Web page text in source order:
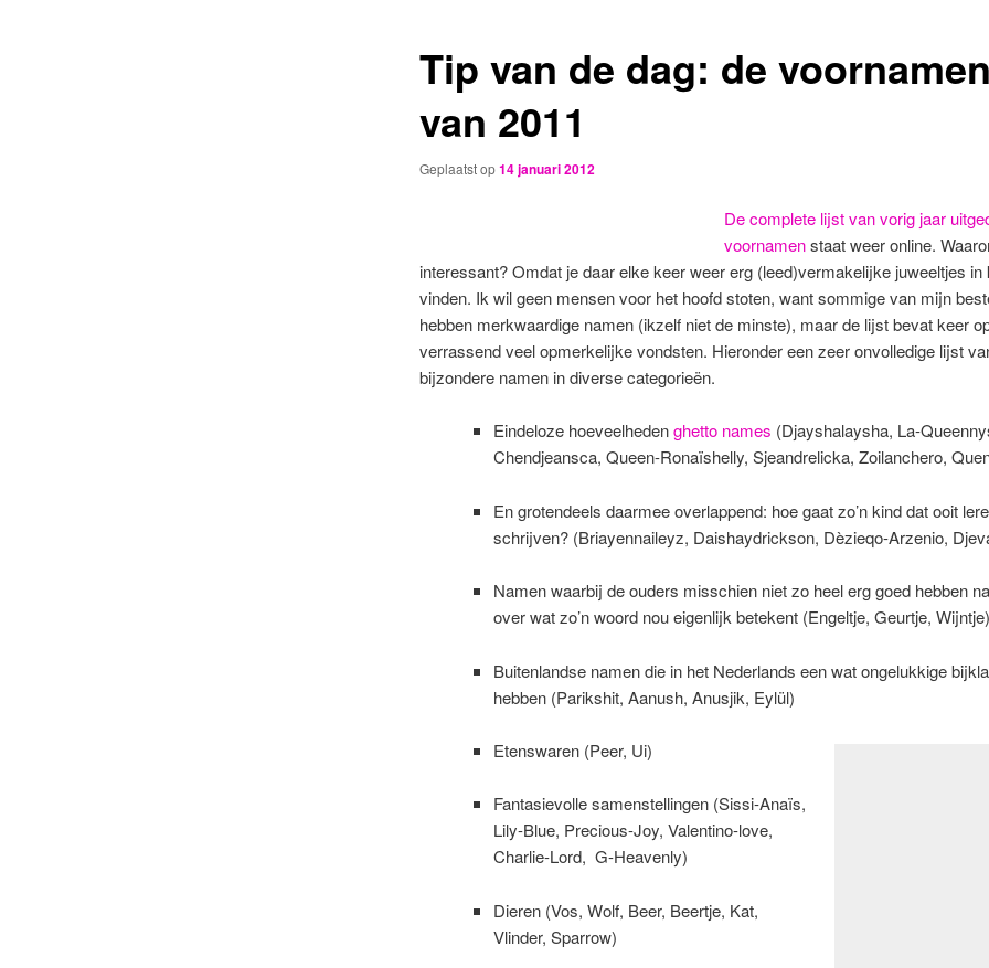
Tip van de dag: de voornamen
van 2011
Geplaatst op14 januari 2012
De complete lijst van vorig jaar
voornamenstaat weer online.
interessant? Omdat je daar elke keer weer erg (leed)vermakelijke juweeltjes in
vinden. Ik wil geen mensen voor het hoofd stoten, want sommige van mijn
hebben merkwaardige namen (ikzelf niet de minste), maar de lijst bevat keer
verrassend veel opmerkelijke vondsten. Hieronder een zeer onvolledige lijst
bijzondere namen in diverse categorieën.
Eindeloze hoeveelhedenghetto names (Djayshalaysha, La-
Chendjeansca, Queen-Ronaïshelly, Sjeandrelicka, Zoilanchero,
En grotendeels daarmee overlappend: hoe gaat zo’n kind dat ooit
schrijven? (Briayennaileyz, Daishaydrickson, Dèzieqo-Arzenio,
Namen waarbij de ouders misschien niet zo heel erg goed hebben
over wat zo’n woord nou eigenlijk betekent (Engeltje, Geurtje, Wijntje)
Buitenlandse namen die in het Nederlands een wat ongelukkige
hebben (Parikshit, Aanush, Anusjik, Eylül)
Etenswaren (Peer, Ui)
Fantasievolle samenstellingen (Sissi-Anaïs,
Lily-Blue, Precious-Joy, Valentino-love,
Charlie-Lord, G-Heavenly)
Dieren (Vos, Wolf, Beer, Beertje, Kat,
Vlinder, Sparrow)